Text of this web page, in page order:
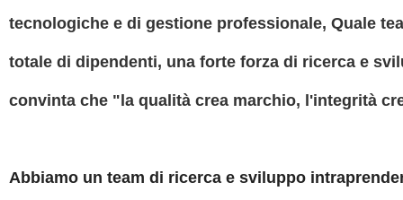
tecnologiche e di gestione professionale, Quale
totale di dipendenti, una forte forza di ricerca e
convinta che "la qualità crea marchio, l'integrità
Abbiamo un team di ricerca e sviluppo